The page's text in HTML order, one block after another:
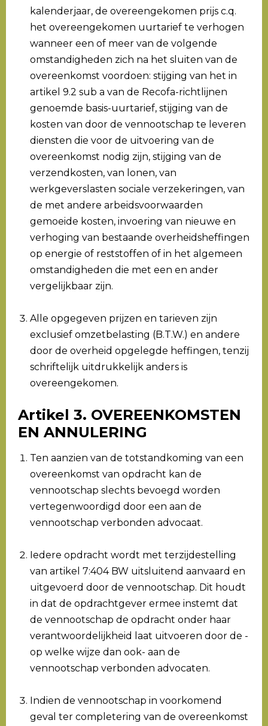
kalenderjaar, de overeengekomen prijs c.q.
het overeengekomen uurtarief te verhogen
wanneer een of meer van de volgende
omstandigheden zich na het sluiten van de
overeenkomst voordoen: stijging van het in
artikel 9.2 sub a van de Recofa-richtlijnen
genoemde basis-uurtarief, stijging van de
kosten van door de vennootschap te leveren
diensten die voor de uitvoering van de
overeenkomst nodig zijn, stijging van de
verzendkosten, van lonen, van
werkgeverslasten sociale verzekeringen, van
de met andere arbeidsvoorwaarden
gemoeide kosten, invoering van nieuwe en
verhoging van bestaande overheidsheffingen
op energie of reststoffen of in het algemeen
omstandigheden die met een en ander
vergelijkbaar zijn.
Alle opgegeven prijzen en tarieven zijn
exclusief omzetbelasting (B.T.W.) en andere
door de overheid opgelegde heffingen, tenzij
schriftelijk uitdrukkelijk anders is
overeengekomen.
Artikel 3. OVEREENKOMSTEN
EN ANNULERING
Ten aanzien van de totstandkoming van een
overeenkomst van opdracht kan de
vennootschap slechts bevoegd worden
vertegenwoordigd door een aan de
vennootschap verbonden advocaat.
Iedere opdracht wordt met terzijdestelling
van artikel 7:404 BW uitsluitend aanvaard en
uitgevoerd door de vennootschap. Dit houdt
in dat de opdrachtgever ermee instemt dat
de vennootschap de opdracht onder haar
verantwoordelijkheid laat uitvoeren door de -
op welke wijze dan ook- aan de
vennootschap verbonden advocaten.
Indien de vennootschap in voorkomend
geval ter completering van de overeenkomst